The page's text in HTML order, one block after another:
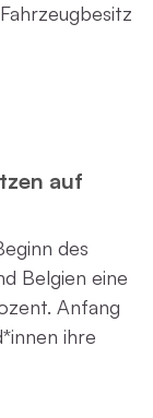
auf
des
Belgien eine
Anfang
ihre